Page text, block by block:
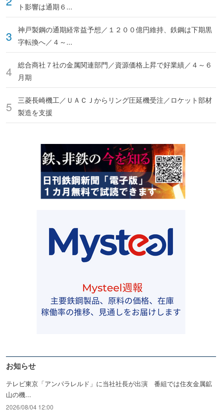
ト影響は通期６...
神戸製鋼の通期経常益予想／１２００億円維持、鉄鋼は下期黒
字転換へ／４～...
総合商社７社の金属関連部門／資源価格上昇で好業績／４～６
月期
三菱長崎機工／ＵＡＣＪからリング圧延機受注／ロケット部材
製造を支援
お知らせ
テレビ東京「アンパラレルド」に当社社長が出演 番組では住友金属鉱
山の機...
2026/08/04 12:00